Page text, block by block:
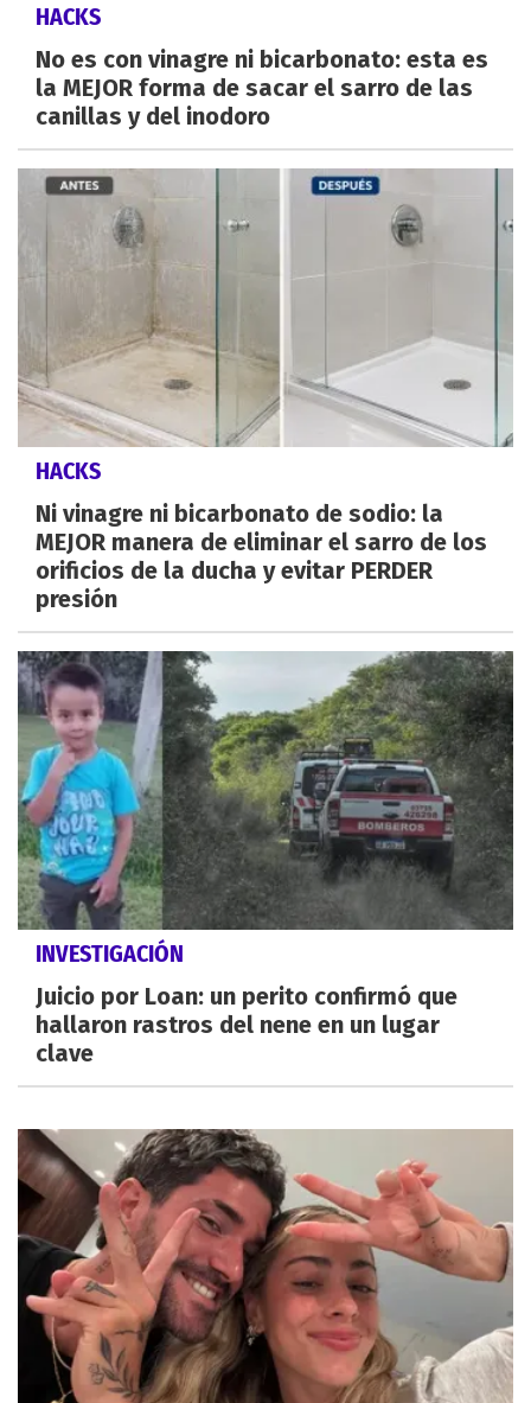
HACKS
No es con vinagre ni bicarbonato: esta es
la MEJOR forma de sacar el sarro de las
canillas y del inodoro
HACKS
Ni vinagre ni bicarbonato de sodio: la
MEJOR manera de eliminar el sarro de los
orificios de la ducha y evitar PERDER
presión
INVESTIGACIÓN
Juicio por Loan: un perito confirmó que
hallaron rastros del nene en un lugar
clave